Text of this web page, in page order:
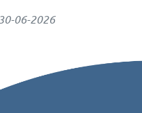
06-2026